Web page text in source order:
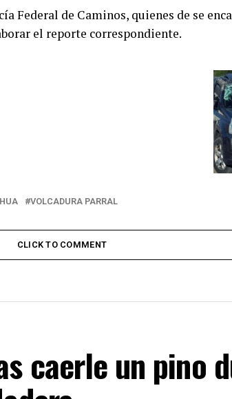
Federal de Caminos, quienes de se
el reporte correspondiente.
VOLCADURA PARRAL
CLICK TO COMMENT
caerle un pino